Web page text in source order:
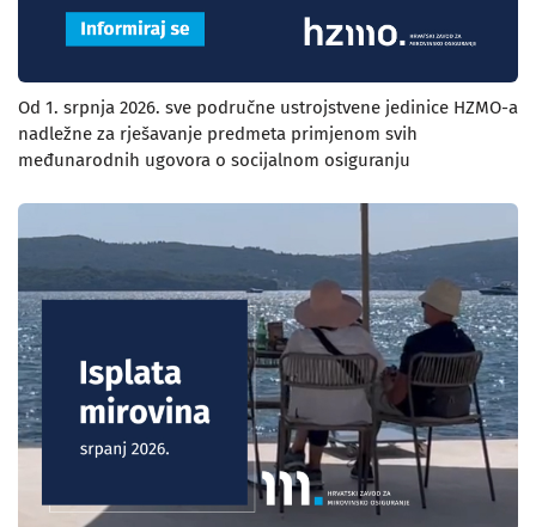
Od 1. srpnja 2026. sve područne ustrojstvene jedinice HZMO-a
nadležne za rješavanje predmeta primjenom svih
međunarodnih ugovora o socijalnom osiguranju